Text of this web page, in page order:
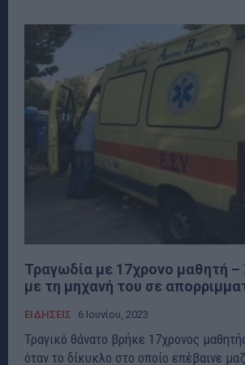
Τραγωδία με 17χρονο μαθητή
με τη μηχανή του σε
ΕΙΔΗΣΕΙΣ 6 Ιουνίου, 2023
Τραγικό θάνατο βρήκε 17χρονος
όταν το δίκυκλο στο οποίο επέβαινε